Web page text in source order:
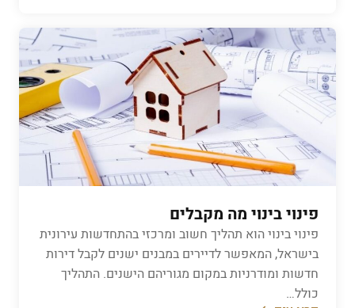
פינוי בינוי מה מקבלים
פינוי בינוי הוא תהליך חשוב ומרכזי בהתחדשות עירונית
בישראל, המאפשר לדיירים במבנים ישנים לקבל דירות
חדשות ומודרניות במקום מגוריהם הישנים. התהליך
כולל…